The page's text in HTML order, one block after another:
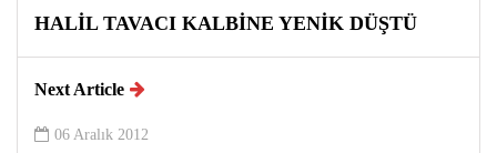
HALİL TAVACI KALBİNE YENİK DÜŞTÜ
Next Article
06 Aralık 2012